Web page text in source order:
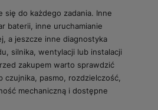
się do każdego zadania. Inne
baterii, inne uruchamianie
a jeszcze inne diagnostyka
silnika, wentylacji lub instalacji
zakupem warto sprawdzić
czujnika, pasmo, rozdzielczość,
mechaniczną i dostępne